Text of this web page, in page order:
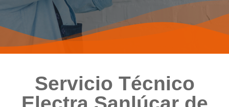
Servicio Técnico